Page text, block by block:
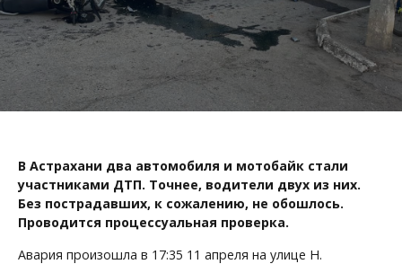
В Астрахани два автомобиля и мотобайк стали
участниками ДТП. Точнее, водители двух из них.
Без пострадавших, к сожалению, не обошлось.
Проводится процессуальная проверка.
Авария произошла в 17:35 11 апреля на улице Н.